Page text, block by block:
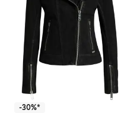
-30%*